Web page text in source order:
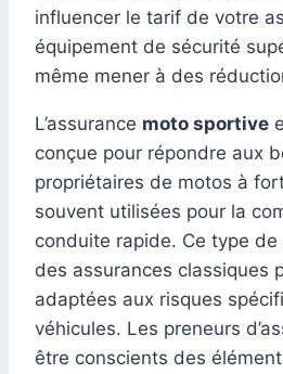
influencer le tarif de votre
équipement de sécurité
même mener à des
L’assurance moto sportive
conçue pour répondre aux
propriétaires de motos à
souvent utilisées pour la
conduite rapide. Ce type
des assurances classiques
adaptées aux risques
véhicules. Les preneurs
être conscients des